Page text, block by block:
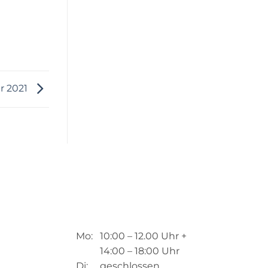
2021
Mo: 10:00 – 12.00 Uhr +
14:00 – 18:00 Uhr